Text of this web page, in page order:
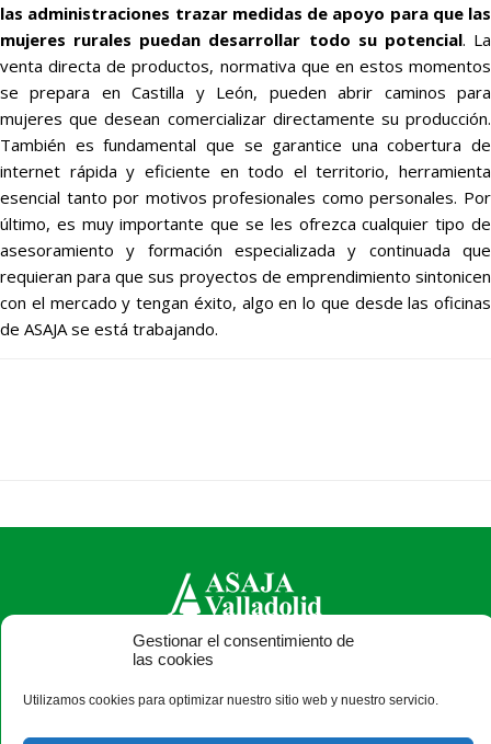
Gestionar el consentimiento de
las cookies
Utilizamos cookies para optimizar nuestro sitio web y nuestro servicio.
las administraciones trazar medidas de apoyo para que las
mujeres rurales puedan desarrollar todo su potencial. La
venta directa de productos, normativa que en estos momentos
se prepara en Castilla y León, pueden abrir caminos para
mujeres que desean comercializar directamente su producción.
También es fundamental que se garantice una cobertura de
internet rápida y eficiente en todo el territorio, herramienta
esencial tanto por motivos profesionales como personales. Por
último, es muy importante que se les ofrezca cualquier tipo de
asesoramiento y formación especializada y continuada que
requieran para que sus proyectos de emprendimiento sintonicen
con el mercado y tengan éxito, algo en lo que desde las oficinas
de ASAJA se está trabajando.
ASAJA Valladolid - Jóvenes Agricultores
Pza. Madrid, 4-3ª planta - 47001 Valladolid - España · Tel.: